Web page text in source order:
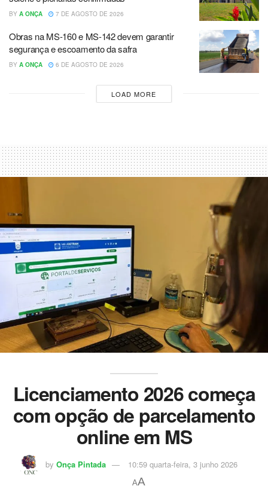
BY A ONÇA 7 DE AGOSTO DE 2026
Obras na MS-160 e MS-142 devem garantir
segurança e escoamento da safra
BY A ONÇA 6 DE AGOSTO DE 2026
LOAD MORE
Licenciamento 2026 começa
com opção de parcelamento
online em MS
by Onça Pintada 10:59 quarta-feira, 3 junho 2026
AA